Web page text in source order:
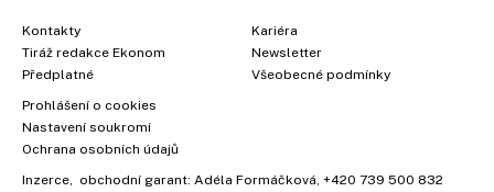
Kontakty
Tiráž redakce Ekonom
Předplatné
Kariéra
Newsletter
Všeobecné podmínky
Prohlášení o cookies
Nastavení soukromí
Ochrana osobních údajů
Inzerce , obchodní garant: Adéla Formáčková +420 739 500 832